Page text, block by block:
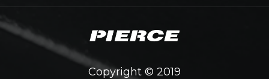
Copyright © 2019